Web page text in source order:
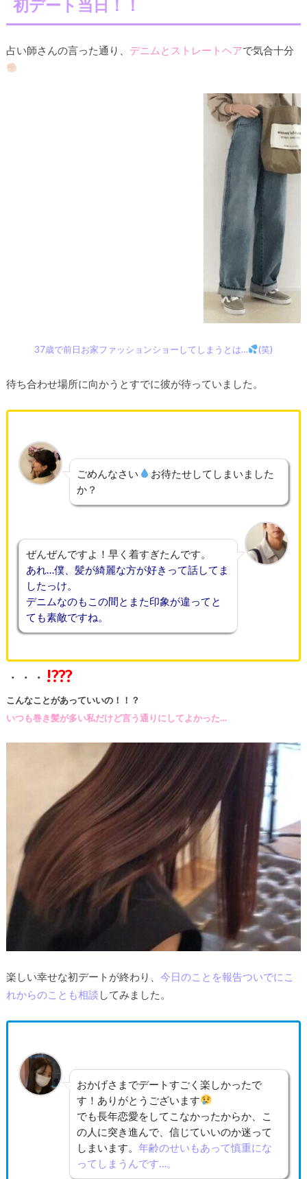
初デート当日！！
占い師さんの言った通り、 デニムとストレートヘアで気合十分
37歳で前日お家ファッションショーしてしまうとは… (笑)
待ち合わせ場所に向かうとすでに彼が待っていました。
ごめんなさい
お待たせしてしまいました
か？
ぜんぜんですよ！早く着すぎたんです。
あれ…僕、髪が綺麗な方が好きって話してま
したっけ。
デニムなのもこの間とまた印象が違ってと
ても素敵ですね。
・・・ !???
こんなことがあっていいの！！？
いつも巻き髪が多い私だけど言う通りにしてよかった…
楽しい幸せな初デートが終わり、 今日のことを報告ついでにこ
れからのことも相談 してみました。
おかげさまでデートすごく楽しかったで
す！ありがとうございます
でも長年恋愛をしてこなかったからか、こ
の人に突き進んで、信じていいのか迷って
しまいます。年齢のせいもあって慎重にな
ってしまうんです…。